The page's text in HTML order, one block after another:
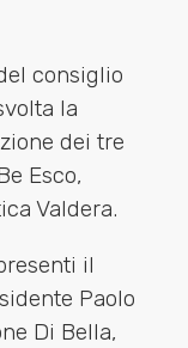
consiglio
la
dei tre
Esco,
Valdera.
il
Paolo
Di Bella,